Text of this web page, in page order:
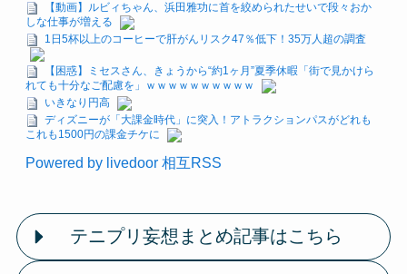
【動画】ルビィちゃん、浜田雅功に首を絞められたせいで段々おか
しな仕事が増える
1日5杯以上のコーヒーで肝がんリスク47％低下！35万人超の調査
【困惑】ミセスさん、きょうから“約1ヶ月”夏季休暇「街で見かけら
れても十分なご配慮を」ｗｗｗｗｗｗｗｗｗｗ
いきなり円高
ディズニーが「大課金時代」に突入！アトラクションパスがどれも
これも1500円の課金チケに
Powered by livedoor 相互RSS
テニプリ妄想まとめ記事はこちら